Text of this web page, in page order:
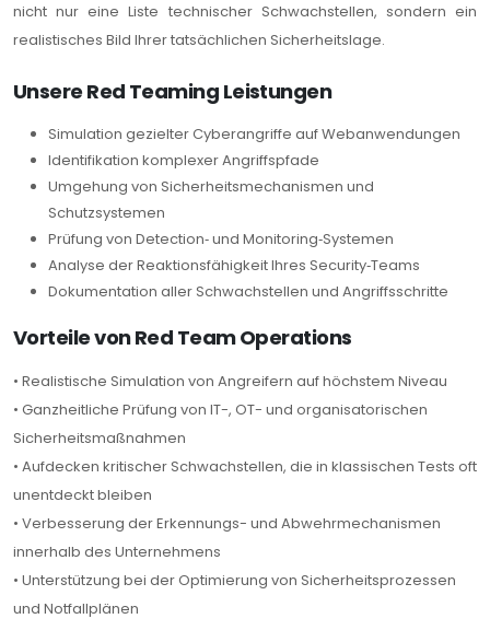
nicht nur eine Liste technischer Schwachstellen, sondern ein
realistisches Bild Ihrer tatsächlichen Sicherheitslage.
Unsere Red Teaming Leistungen
Simulation gezielter Cyberangriffe auf Webanwendungen
Identifikation komplexer Angriffspfade
Umgehung von Sicherheitsmechanismen und
Schutzsystemen
Prüfung von Detection‑ und Monitoring‑Systemen
Analyse der Reaktionsfähigkeit Ihres Security‑Teams
Dokumentation aller Schwachstellen und Angriffsschritte
Vorteile von Red Team Operations
• Realistische Simulation von Angreifern auf höchstem Niveau
• Ganzheitliche Prüfung von IT-, OT- und organisatorischen
Sicherheitsmaßnahmen
• Aufdecken kritischer Schwachstellen, die in klassischen Tests oft
unentdeckt bleiben
• Verbesserung der Erkennungs- und Abwehrmechanismen
innerhalb des Unternehmens
• Unterstützung bei der Optimierung von Sicherheitsprozessen
und Notfallplänen